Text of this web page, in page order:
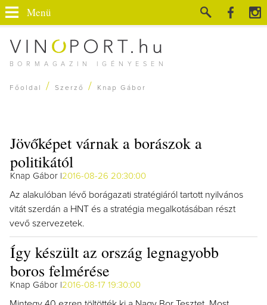
BORMAGAZIN IGÉNYESEN
Menü
Főoldal / Szerző / Knap Gábor
Jövőképet várnak a borászok a
politikától
Knap Gábor | 2016-08-26 20:30:00
Az alakulóban lévő borágazati stratégiáról tartott nyilvános
vitát szerdán a HNT és a stratégia megalkotásában részt
vevő szervezetek.
Így készült az ország legnagyobb
boros felmérése
Knap Gábor | 2016-08-17 19:30:00